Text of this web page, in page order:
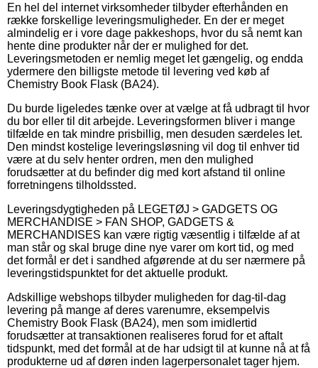
En hel del internet virksomheder tilbyder efterhånden en
række forskellige leveringsmuligheder. En der er meget
almindelig er i vore dage pakkeshops, hvor du så nemt kan
hente dine produkter når der er mulighed for det.
Leveringsmetoden er nemlig meget let gængelig, og endda
ydermere den billigste metode til levering ved køb af
Chemistry Book Flask (BA24).
Du burde ligeledes tænke over at vælge at få udbragt til hvor
du bor eller til dit arbejde. Leveringsformen bliver i mange
tilfælde en tak mindre prisbillig, men desuden særdeles let.
Den mindst kostelige leveringsløsning vil dog til enhver tid
være at du selv henter ordren, men den mulighed
forudsætter at du befinder dig med kort afstand til online
forretningens tilholdssted.
Leveringsdygtigheden på LEGETØJ > GADGETS OG
MERCHANDISE > FAN SHOP, GADGETS &
MERCHANDISES kan være rigtig væsentlig i tilfælde af at
man står og skal bruge dine nye varer om kort tid, og med
det formål er det i sandhed afgørende at du ser nærmere på
leveringstidspunktet for det aktuelle produkt.
Adskillige webshops tilbyder muligheden for dag-til-dag
levering på mange af deres varenumre, eksempelvis
Chemistry Book Flask (BA24), men som imidlertid
forudsætter at transaktionen realiseres forud for et aftalt
tidspunkt, med det formål at de har udsigt til at kunne nå at få
produkterne ud af døren inden lagerpersonalet tager hjem.